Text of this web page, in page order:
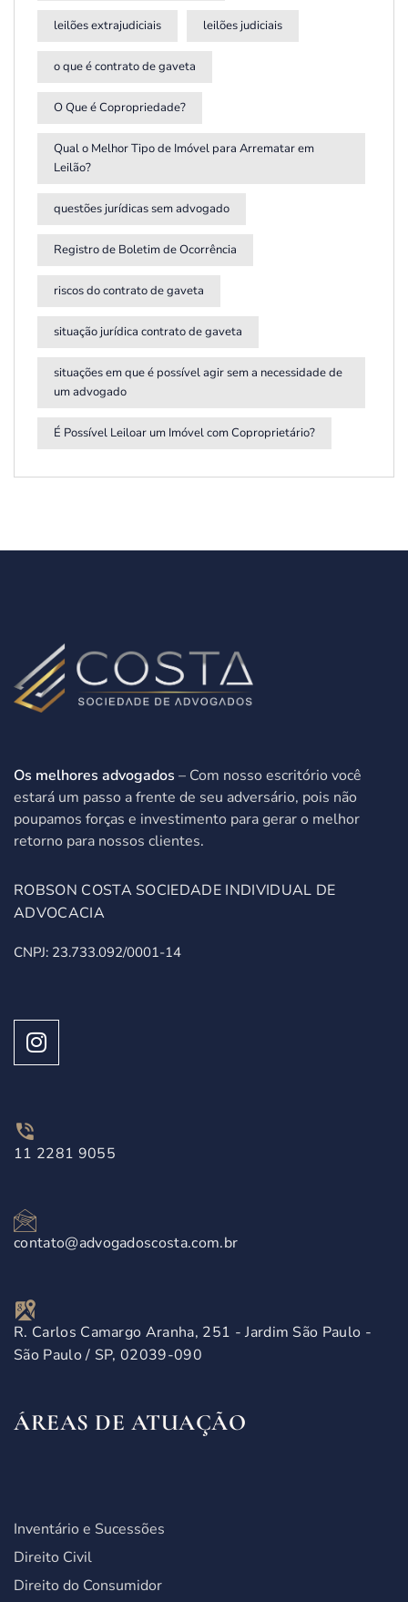
leilões extrajudiciais leilões judiciais
o que é contrato de gaveta
O Que é Copropriedade?
Qual o Melhor Tipo de Imóvel para Arrematar em
Leilão?
questões jurídicas sem advogado
Registro de Boletim de Ocorrência
riscos do contrato de gaveta
situação jurídica contrato de gaveta
situações em que é possível agir sem a necessidade de
um advogado
É Possível Leiloar um Imóvel com Coproprietário?
Os melhores advogados – Com nosso escritório você
estará um passo a frente de seu adversário, pois não
poupamos forças e investimento para gerar o melhor
retorno para nossos clientes.
ROBSON COSTA SOCIEDADE INDIVIDUAL DE
ADVOCACIA
CNPJ: 23.733.092/0001-14
11 2281 9055
contato@advogadoscosta.com.br
R. Carlos Camargo Aranha, 251 - Jardim São Paulo -
São Paulo / SP, 02039-090
ÁREAS DE ATUAÇÃO
Inventário e Sucessões
Direito Civil
Direito do Consumidor